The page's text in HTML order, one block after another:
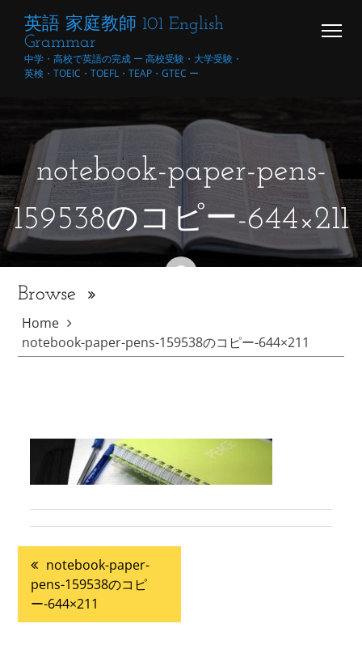
content
英語 家庭教師 101 English
Grammar
中学・高校で英語の完成 ー 高校受験・大学受験・
英検・TOEIC・TOEFL・TEAP・GTEC ー
notebook-paper-pens-
159538のコピー-644×211
on
on
Browse
Home
notebook-paper-pens-159538のコピー-644×211
投
稿
notebook-paper-
pens-159538のコピ
ー-644×211